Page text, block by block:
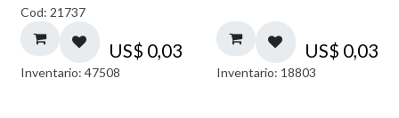
Cod: 21737
US$ 0,03
Inventario: 47508
US$ 0,03
Inventario: 18803